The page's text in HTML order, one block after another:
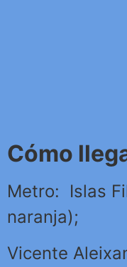
Cómo
Metro: Islas
naranja);
Vicente